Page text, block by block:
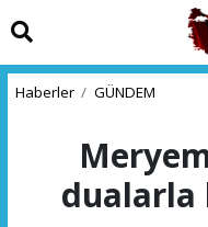
Haberler GÜNDEM
dualarla